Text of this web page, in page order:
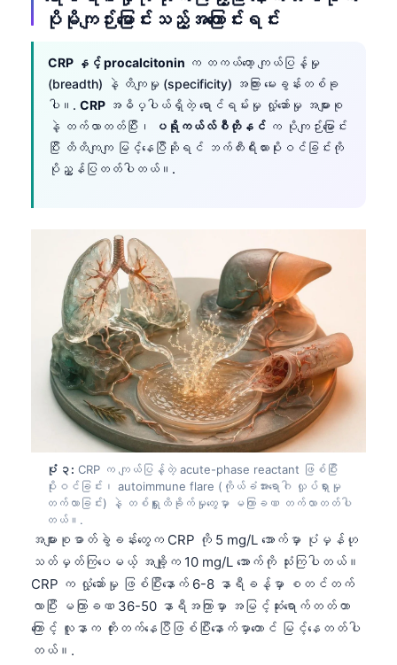
ပိုမိုကျဉ်းမြောင်းသည့်အကြောင်းရင်း
CRP နှင့် procalcitonin က တကယ်တော့ ကျယ်ပြန့်မှု
(breadth) နဲ့ တိကျမှု (specificity) အကြား မေးခွန်းတစ်ခု
ပါ။. CRP အဓိပ္ပါယ်ရှိတဲ့ ရောင်ရမ်းမှု လှုံ့ဆော်မှု အများစု
နဲ့ တက်လာတတ်ပြီး၊
ပရိုကယ်လ်စီတိုနင် က ပိုကျဉ်းမြောင်း
ပြီး တိတိကျကျ မြင့်နေပြီဆိုရင် ဘက်တီးရီးယားပိုးဝင်ခြင်းကို
ပိုညွှန်ပြတတ်ပါတယ်။.
ပုံ ၃: CRP က ကျယ်ပြန့်တဲ့ acute-phase reactant ဖြစ်ပြီး
ပိုးဝင်ခြင်း၊ autoimmune flare (ကိုယ်ခံအားရောဂါ လှုပ်ရှားမှု
တက်လာခြင်း) နဲ့ တစ်ရှူးထိခိုက်မှုတွေမှာ မကြာခဏ တက်လာတတ်ပါ
တယ်။.
အများစုဓာတ်ခွဲခန်းတွေက CRP ကို 5 mg/L အောက်မှာ ပုံမှန်ဟု
သတ်မှတ်ကြပေမယ့် အချို့က 10 mg/L အောက်ကို သုံးကြပါတယ်။
CRP က လှုံ့ဆော်မှု ဖြစ်ပြီးနောက် 6-8 နာရီခန့်မှာ စတင်တက်
လာပြီး မကြာခဏ 36-50 နာရီအကြာမှာ အမြင့်ဆုံးရောက်တတ်တာ
ကြောင့် လူနာက တိုးတက်နေပြီဖြစ်ပြီးနောက်မှာတောင် မြင့်နေတတ်ပါ
တယ်။.